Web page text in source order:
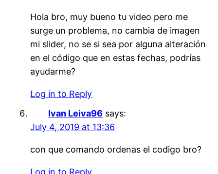
Hola bro, muy bueno tu video pero me
surge un problema, no cambia de imagen
mi slider, no se si sea por alguna alteración
en el código que en estas fechas, podrías
ayudarme?
Log in to Reply
Ivan Leiva96 says:
July 4, 2019 at 13:36
con que comando ordenas el codigo bro?
Log in to Reply